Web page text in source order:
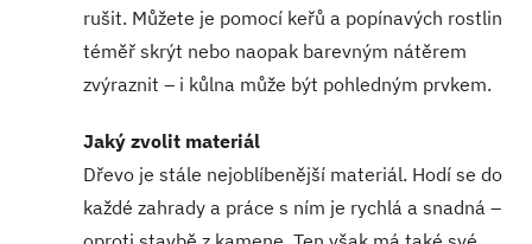
rušit. Můžete je pomocí keřů a popínavých rostlin
téměř skrýt nebo naopak barevným nátěrem
zvýraznit – i kůlna může být pohledným prvkem.
Jaký zvolit materiál
Dřevo je stále nejoblíbenější materiál. Hodí se do
každé zahrady a práce s ním je rychlá a snadná –